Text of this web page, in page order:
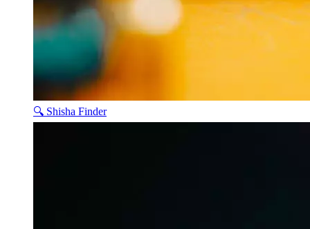
🔍 Shisha Finder